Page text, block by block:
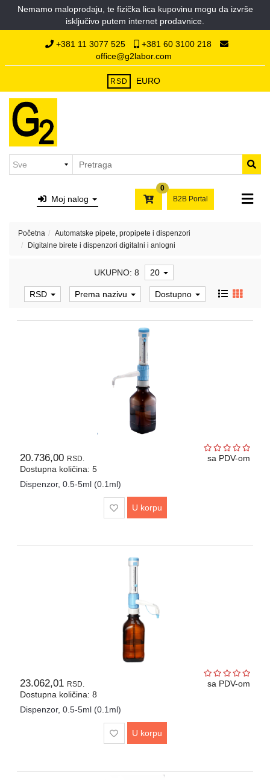
Nemamo maloprodaju, te fizička lica kupovinu mogu da izvrše
isključivo putem internet prodavnice.
+381 11 3077 525
+381 60 3100 218
office@g2labor.com
RSD EURO
Moj nalog
0
B2B Portal
Kategorije
Laboratorijska
Laboratorijsko
staklo
papiri,
syringe
porcelan
pipete,
propipete
laboratoriju
Razno
Drveni
Početna
Automatske pipete, propipete i dispenzori
Digitalne birete i dispenzori digitalni i anlogni
UKUPNO: 8 20
RSD Prema nazivu Dostupno
20.736,00 RSD.
sa PDV-om
Dostupna količina: 5
Dispenzor, 0.5-5ml (0.1ml)
U korpu
23.062,01 RSD.
sa PDV-om
Dostupna količina: 8
Dispenzor, 0.5-5ml (0.1ml)
U korpu